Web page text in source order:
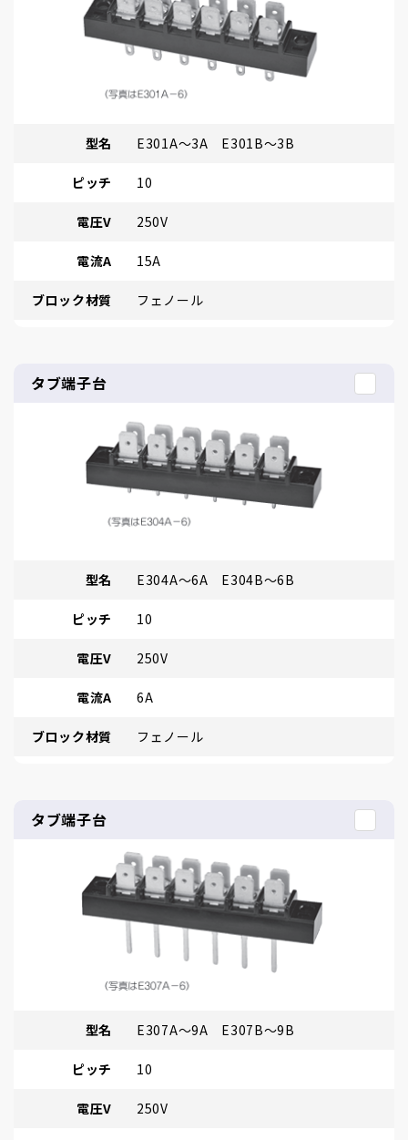
型名 E301A～3A E301B～3B
ピッチ 10
電圧V 250V
電流A 15A
ブロック材質 フェノール
タブ端子台
型名 E304A～6A E304B～6B
ピッチ 10
電圧V 250V
電流A 6A
ブロック材質 フェノール
タブ端子台
型名 E307A～9A E307B～9B
ピッチ 10
電圧V 250V